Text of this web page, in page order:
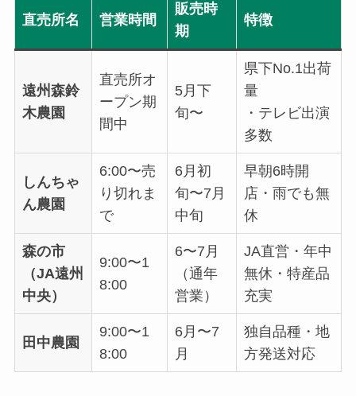
直売所名 営業時間
販売時
期
特徴
遠州森鈴
木農園
直売所オ
ープン期
間中
5月下
旬〜
県下No.1出荷
量
・テレビ出演
多数
しんちゃ
ん農園
6:00〜売
り切れま
で
6月初
旬〜7月
中旬
早朝6時開
店・雨でも無
休
森の市
（JA遠州
中央）
9:00〜1
8:00
6〜7月
（通年
営業）
JA直営・年中
無休・特産品
充実
田中農園
9:00〜1
8:00
6月〜7
月
独自品種・地
方発送対応